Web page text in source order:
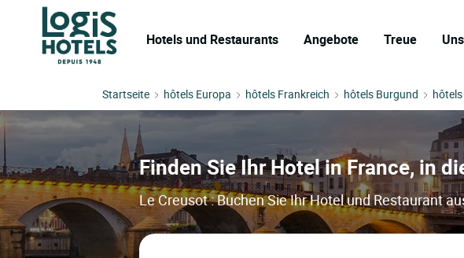
Hotels und Restaurants Angebote Treue
Startseite hôtels Europa hôtels Frankreich hôtels Burgund
Finden Sie Ihr Hotel in France, in
Le Creusot : Buchen Sie Ihr Hotel und Restaurant